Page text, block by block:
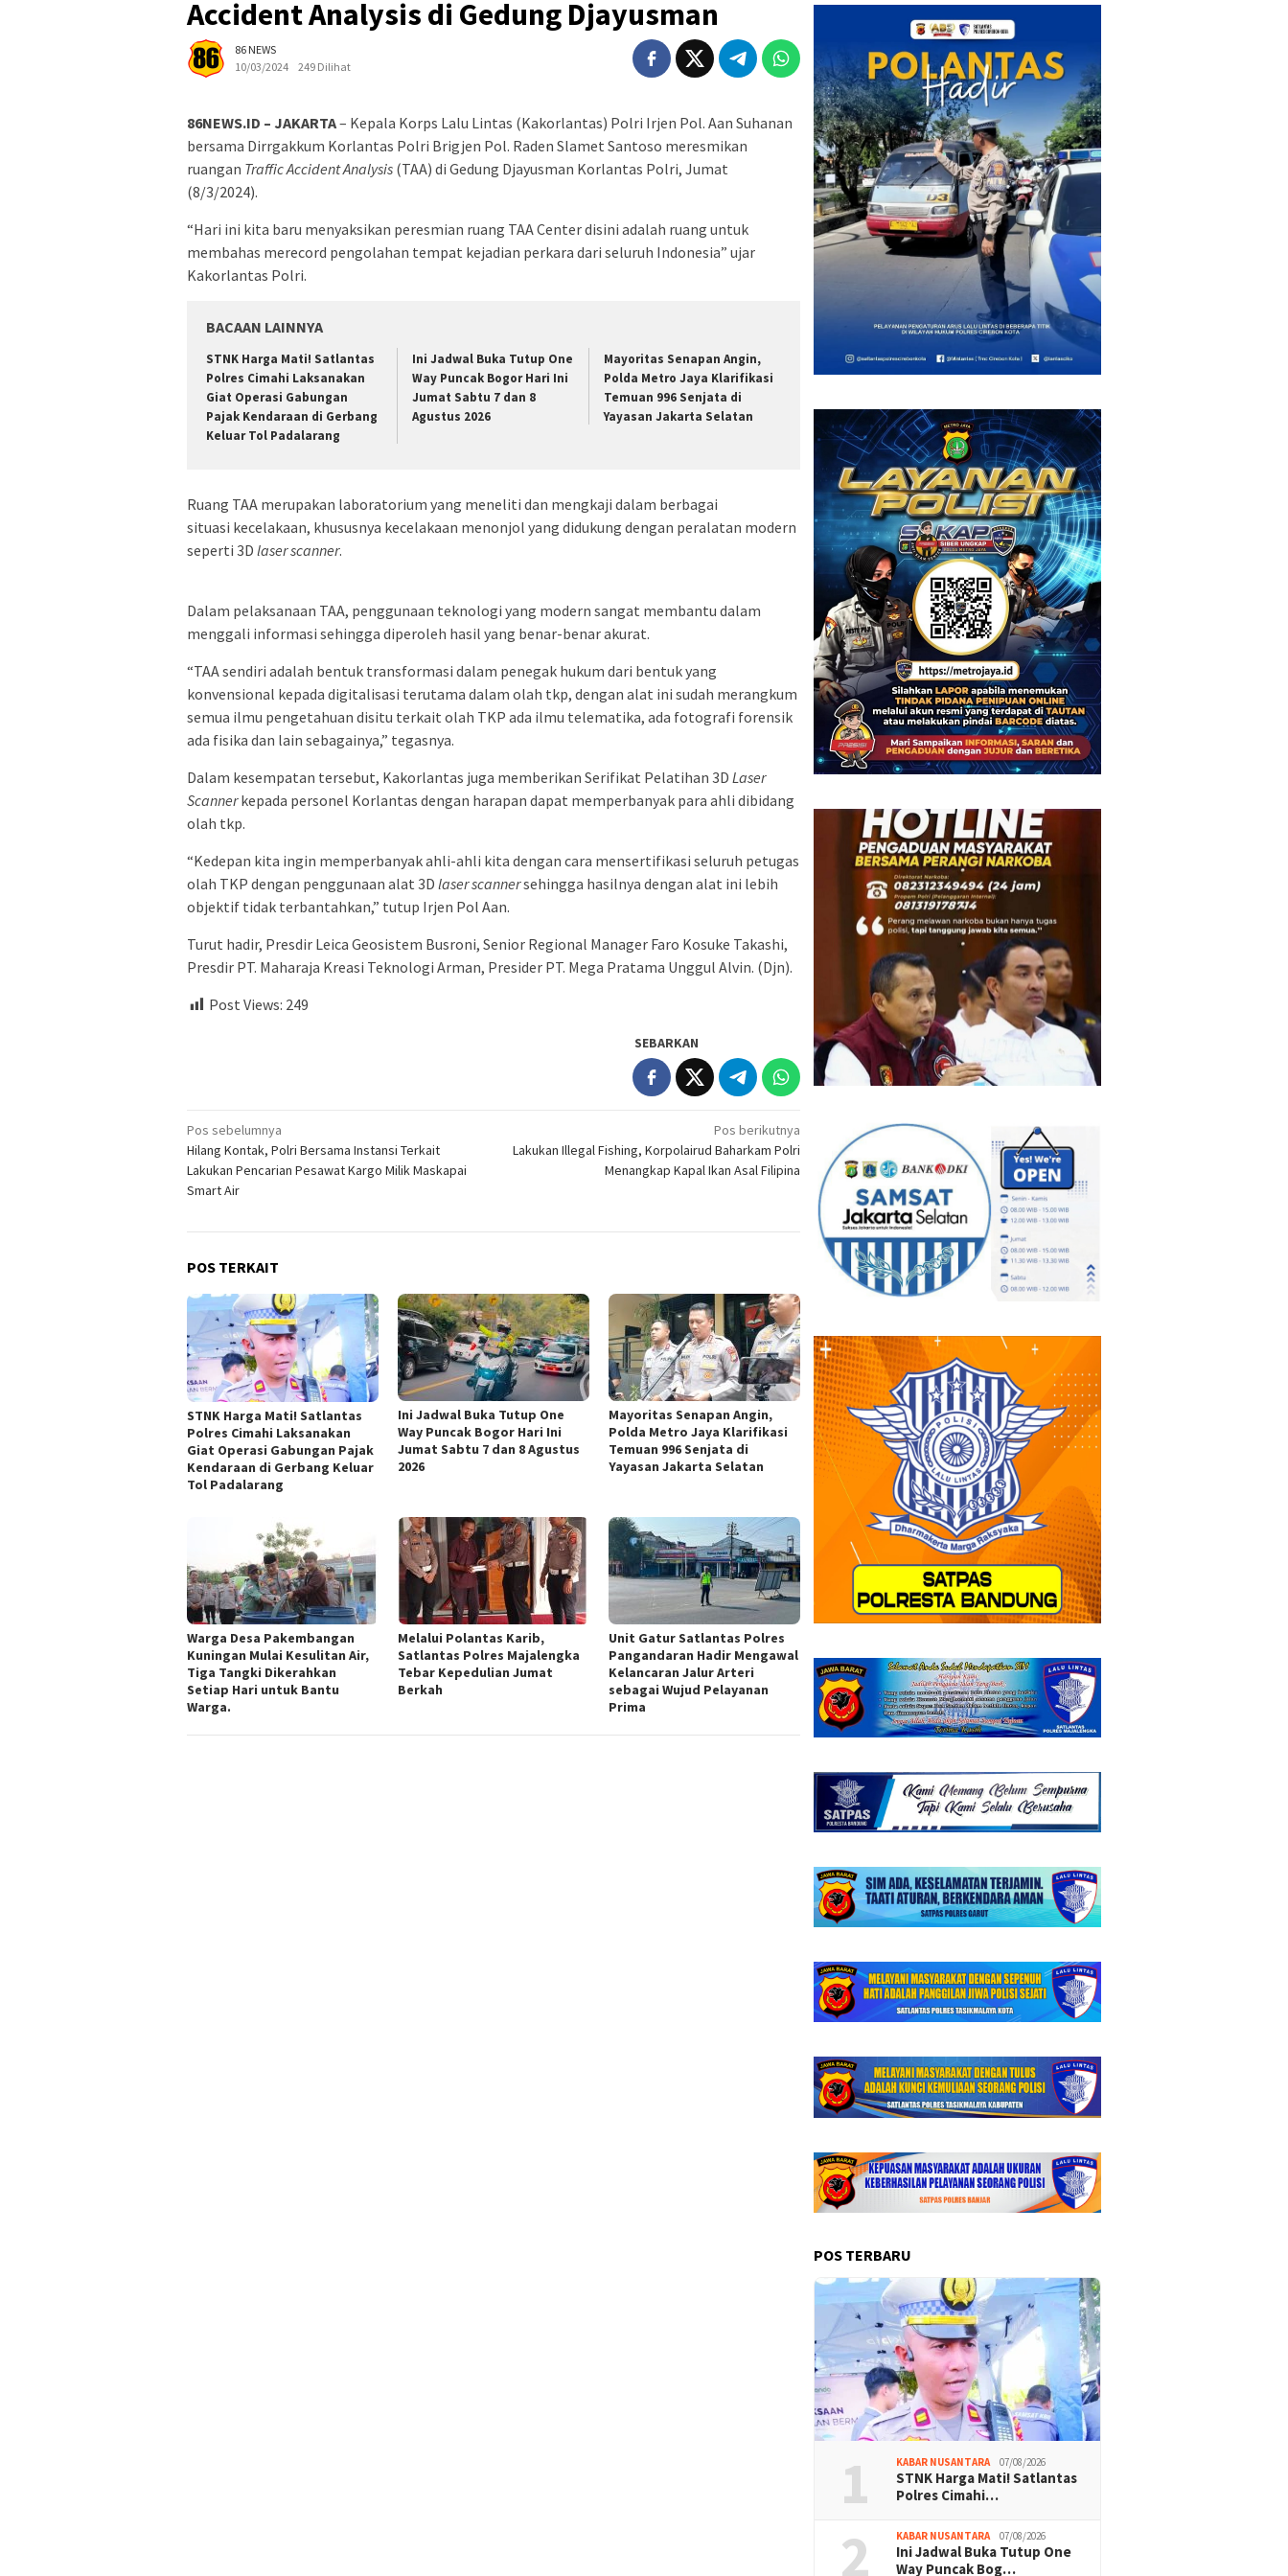
Accident Analysis di Gedung Djayusman
86 NEWS
10/03/2024
249 Dilihat
86NEWS.ID – JAKARTA– Kepala Korps Lalu Lintas (Kakorlantas) Polri Irjen Pol. Aan Suhanan
bersama Dirrgakkum Korlantas Polri Brigjen Pol. Raden Slamet Santoso meresmikan
ruangan Traffic Accident Analysis (TAA) di Gedung Djayusman Korlantas Polri, Jumat
(8/3/2024).
“Hari ini kita baru menyaksikan peresmian ruang TAA Center disini adalah ruang untuk
membahas merecord pengolahan tempat kejadian perkara dari seluruh Indonesia” ujar
Kakorlantas Polri.
BACAAN LAINNYA
STNK Harga Mati! Satlantas
Polres Cimahi Laksanakan
Giat Operasi Gabungan
Pajak Kendaraan di Gerbang
Keluar Tol Padalarang
Ini Jadwal Buka Tutup One
Way Puncak Bogor Hari Ini
Jumat Sabtu 7 dan 8
Agustus 2026
Mayoritas Senapan Angin,
Polda Metro Jaya Klarifikasi
Temuan 996 Senjata di
Yayasan Jakarta Selatan
Ruang TAA merupakan laboratorium yang meneliti dan mengkaji dalam berbagai
situasi kecelakaan, khususnya kecelakaan menonjol yang didukung dengan peralatan modern
seperti 3D laser scanner.
Dalam pelaksanaan TAA, penggunaan teknologi yang modern sangat membantu dalam
menggali informasi sehingga diperoleh hasil yang benar-benar akurat.
“TAA sendiri adalah bentuk transformasi dalam penegak hukum dari bentuk yang
konvensional kepada digitalisasi terutama dalam olah tkp, dengan alat ini sudah merangkum
semua ilmu pengetahuan disitu terkait olah TKP ada ilmu telematika, ada fotografi forensik
ada fisika dan lain sebagainya,” tegasnya.
Dalam kesempatan tersebut, Kakorlantas juga memberikan Serifikat Pelatihan 3D Laser
Scannerkepada personel Korlantas dengan harapan dapat memperbanyak para ahli dibidang
olah tkp.
“Kedepan kita ingin memperbanyak ahli-ahli kita dengan cara mensertifikasi seluruh petugas
olah TKP dengan penggunaan alat 3D laser scannersehingga hasilnya dengan alat ini lebih
objektif tidak terbantahkan,” tutup Irjen Pol Aan.
Turut hadir, Presdir Leica Geosistem Busroni, Senior Regional Manager Faro Kosuke Takashi,
Presdir PT. Maharaja Kreasi Teknologi Arman, Presider PT. Mega Pratama Unggul Alvin. (Djn).
Post Views: 249
SEBARKAN
Navigasi
pos
Pos sebelumnya
Hilang Kontak, Polri Bersama Instansi Terkait
Lakukan Pencarian Pesawat Kargo Milik Maskapai
Smart Air
Pos berikutnya
Lakukan Illegal Fishing, Korpolairud Baharkam Polri
Menangkap Kapal Ikan Asal Filipina
POS TERKAIT
STNK Harga Mati! Satlantas
Polres Cimahi Laksanakan
Giat Operasi Gabungan Pajak
Kendaraan di Gerbang Keluar
Tol Padalarang
Ini Jadwal Buka Tutup One
Way Puncak Bogor Hari Ini
Jumat Sabtu 7 dan 8 Agustus
2026
Mayoritas Senapan Angin,
Polda Metro Jaya Klarifikasi
Temuan 996 Senjata di
Yayasan Jakarta Selatan
Warga Desa Pakembangan
Kuningan Mulai Kesulitan Air,
Tiga Tangki Dikerahkan
Setiap Hari untuk Bantu
Warga.
Melalui Polantas Karib,
Satlantas Polres Majalengka
Tebar Kepedulian Jumat
Berkah
Unit Gatur Satlantas Polres
Pangandaran Hadir Mengawal
Kelancaran Jalur Arteri
sebagai Wujud Pelayanan
Prima
POS TERBARU
1 KABAR NUSANTARA 07/08/2026
STNK Harga Mati! Satlantas
Polres Cimahi…
2 KABAR NUSANTARA 07/08/2026
Ini Jadwal Buka Tutup One
Way Puncak Bog…